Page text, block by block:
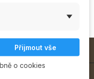
Přijmout vše
o cookies